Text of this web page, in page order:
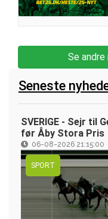
Se
Seneste
SVERIGE - Sejr til
før Åby Stora Pris
06-08-2026 21:15:00
SPORT